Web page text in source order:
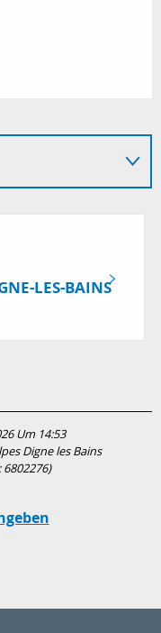
LES-BAINS
Um 14:53
Digne les Bains
6802276)